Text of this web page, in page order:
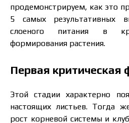
продемонстрируем, как это
5 самых результативных
слоеного питания в
формирования растения.
Первая критическая
Этой стадии характерно
настоящих листьев. Тогда
рост корневой системы и